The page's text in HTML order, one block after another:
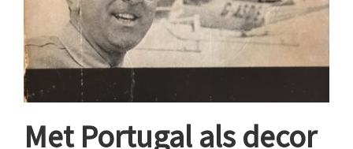
Met Portugal als decor